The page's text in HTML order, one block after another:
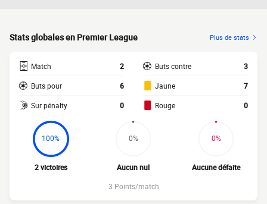
Stats globales en Premier League Plus de stats
Match 2
Buts pour 6
Sur pénalty 0
Buts contre 3
Jaune 7
Rouge 0
100%
2 victoires
0%
Aucun nul
0%
Aucune défaite
3 Points/match